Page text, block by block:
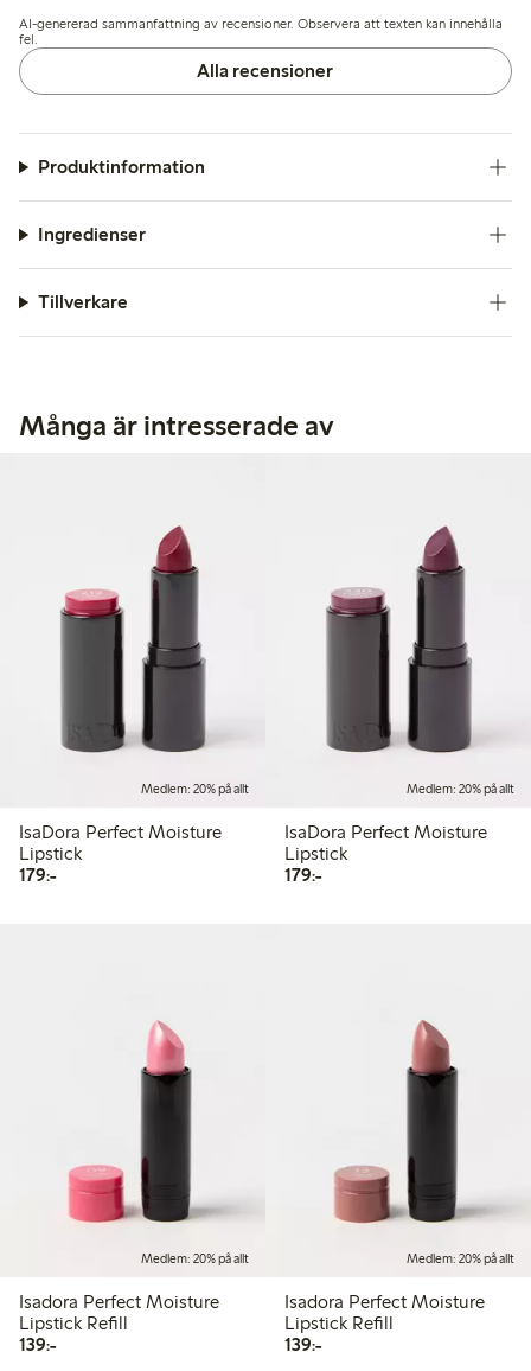
trots överlack.
AI-genererad sammanfattning av recensioner. Observera att texten kan innehålla
fel.
Alla recensioner
Produktinformation
Ingredienser
Tillverkare
Många är intresserade av
Medlem: 20% på allt
IsaDora Perfect Moisture
Lipstick
179:-179,00 kr
Medlem: 20% på allt
IsaDora Perfect Moisture
Lipstick
179:-179,00 kr
Medlem: 20% på allt
Isadora Perfect Moisture
Lipstick Refill
139:-139,00 kr
Medlem: 20% på allt
Isadora Perfect Moisture
Lipstick Refill
139:-139,00 kr